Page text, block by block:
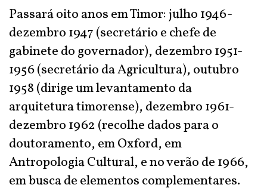
Passará oito anos em Timor: julho 1946-
dezembro 1947 (secretário e chefe de
gabinete do governador), dezembro 1951-
1956 (secretário da Agricultura), outubro
1958 (dirige um levantamento da
arquitetura timorense), dezembro 1961-
dezembro 1962 (recolhe dados para o
doutoramento, em Oxford, em
Antropologia Cultural, e no verão de 1966,
em busca de elementos complementares.